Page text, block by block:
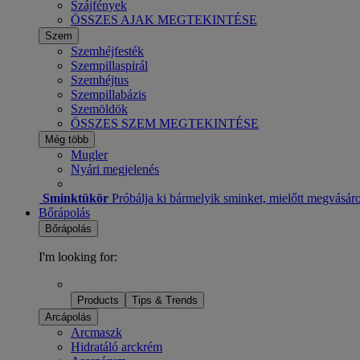
Szájfények
ÖSSZES AJAK MEGTEKINTÉSE
Szem
Szemhéjfesték
Szempillaspirál
Szemhéjtus
Szempillabázis
Szemöldök
ÖSSZES SZEM MEGTEKINTÉSE
Még több
Mugler
Nyári megjelenés
Sminktükör Próbálja ki bármelyik sminket, mielőtt
Bőrápolás
Bőrápolás
I'm looking for:
Products
Tips & Trends
Arcápolás
Arcmaszk
Hidratáló arckrém